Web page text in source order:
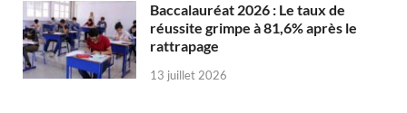
Baccalauréat 2026 : Le taux de
réussite grimpe à 81,6% après le
rattrapage
13 juillet 2026